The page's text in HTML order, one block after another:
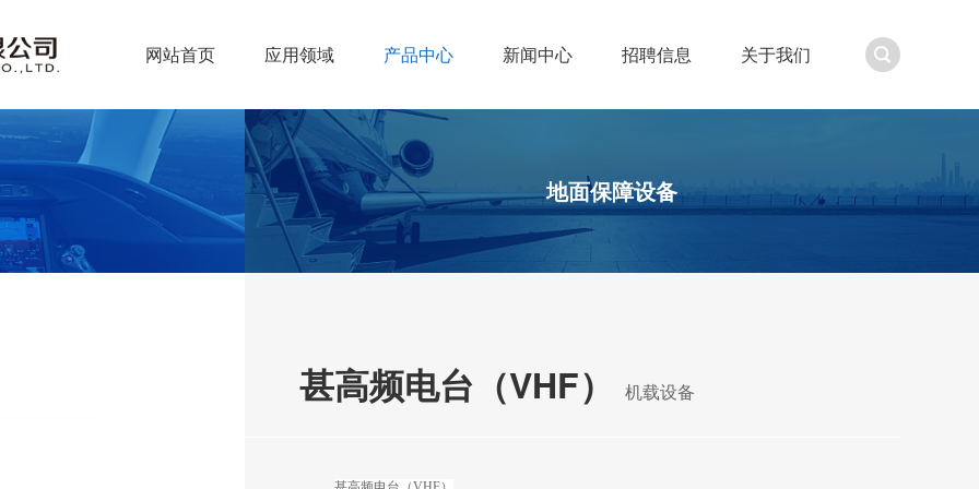
网站首页 应用领域 产品中心 新闻中心 招聘信息 关于我们
地面保障设备
甚高频电台（VHF） 机载设备